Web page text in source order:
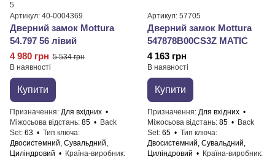
5
Артикул: 40-0004369
Дверний замок ​Mottura
54.797 56 лівий
4 980 грн 5 534 грн
В наявності
Купити
Призначення Для вхідних
Міжосьова відстань 85
Back
Set 63
Тип ключа
Двосистемний, Сувальдний,
Циліндровий
Країна-виробник
Артикул: 57705
Дверний замок Mottura
547878B00CS3Z MATIC
4 163 грн
В наявності
Купити
Призначення Для вхідних
Міжосьова відстань 85
Back
Set 65
Тип ключа
Двосистемний, Сувальдний,
Циліндровий
Країна-виробник